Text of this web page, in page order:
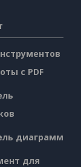
с PDF
диаграмм
для